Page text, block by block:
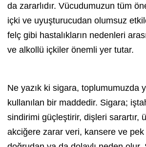
da zararlıdır. Vücudumuzun tüm
içki ve uyuşturucudan olumsuz
felç gibi hastalıkların nedenleri
ve alkollü içkiler önemli yer tutar.
Ne yazık ki sigara, toplumumuzda
kullanılan bir maddedir. Sigara;
sindirimi güçleştirir, dişleri sarartır,
akciğere zarar veri, kansere ve pek